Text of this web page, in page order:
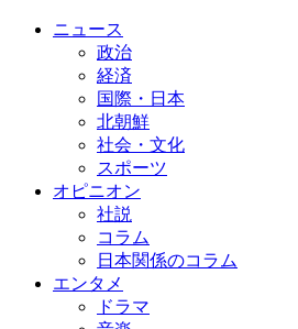
ニュース
政治
経済
国際・日本
北朝鮮
社会・文化
スポーツ
オピニオン
社説
コラム
日本関係のコラム
エンタメ
ドラマ